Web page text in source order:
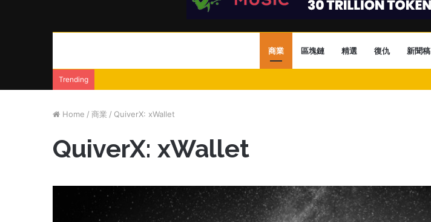
商業 區塊鏈 精選 復仇 新聞稿
Trending
Home / 商業 / QuiverX: xWallet
QuiverX: xWallet